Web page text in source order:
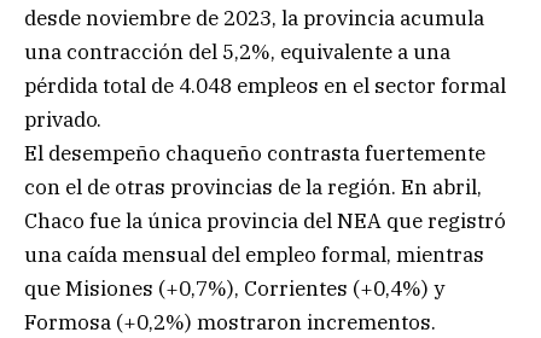
desde noviembre de 2023, la provincia acumula
una contracción del 5,2%, equivalente a una
pérdida total de 4.048 empleos en el sector formal
privado.
El desempeño chaqueño contrasta fuertemente
con el de otras provincias de la región. En abril,
Chaco fue la única provincia del NEA que registró
una caída mensual del empleo formal, mientras
que Misiones (+0,7%), Corrientes (+0,4%) y
Formosa (+0,2%) mostraron incrementos.